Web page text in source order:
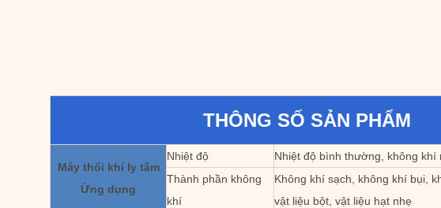
THÔNG SỐ SẢN PHẨM
Máy thổi khí ly tâm
Ứng dụng
Nhiệt độ
Nhiệt độ bình thường, không khí
Thành phần không
khí
Không khí sạch, không khí bụi,
vật liệu bột, vật liệu hạt nhẹ